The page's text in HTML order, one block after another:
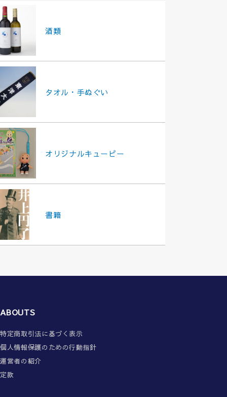
酒類
タオル・手ぬぐい
オリジナルキューピー
書籍
ABOUTS
特定商取引法に基づく表示
個人情報保護のための行動指針
運営者の紹介
定款